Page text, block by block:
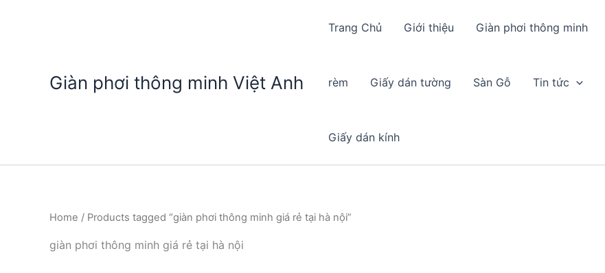
Giàn phơi thông minh Việt Anh
Trang Chủ Giới thiệu Giàn phơi thông minh
rèm Giấy dán tường Sàn Gỗ Tin tức
Giấy dán kính
Home / Products tagged “giàn phơi thông minh giá rẻ tại hà nội”
giàn phơi thông minh giá rẻ tại hà nội